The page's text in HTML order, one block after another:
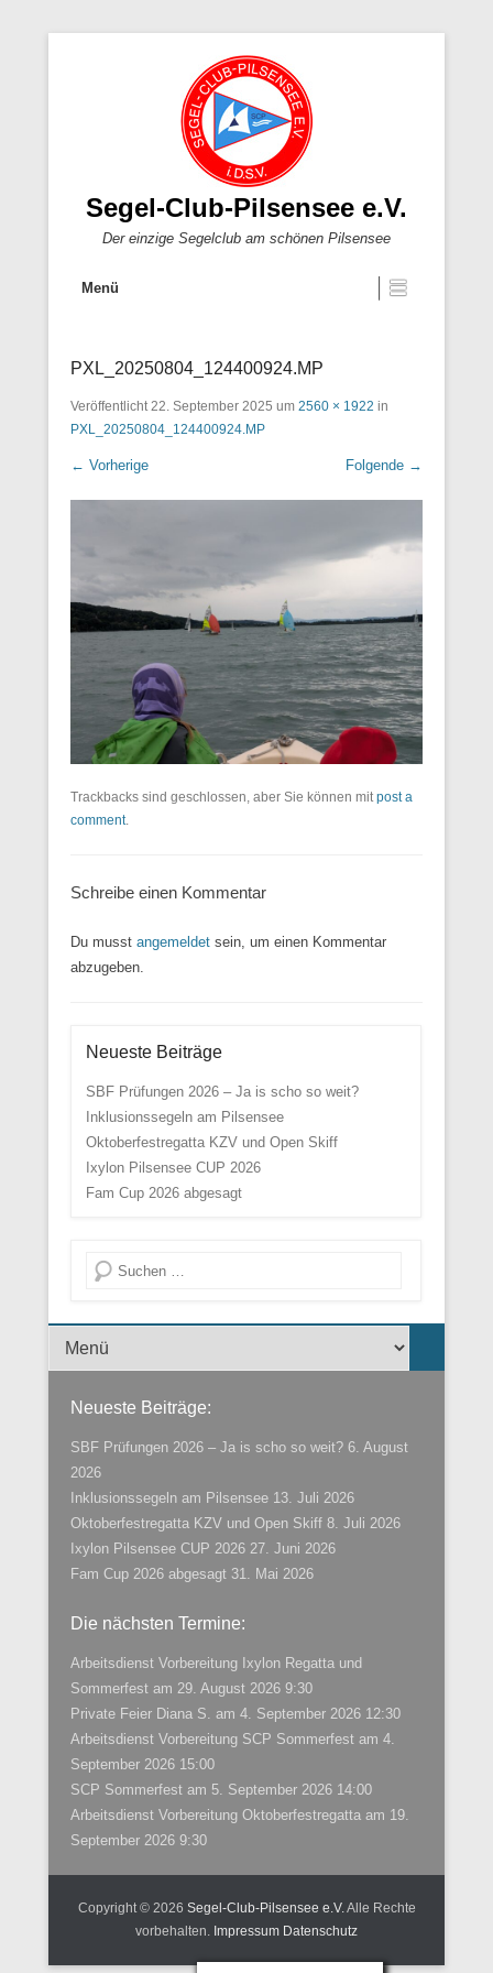
Segel-Club-Pilsensee e.V.
Der einzige Segelclub am schönen Pilsensee
Menü
PXL_20250804_124400924.MP
Veröffentlicht22. September 2025 um 2560 × 1922 in
PXL_20250804_124400924.MP
← Vorherige Folgende →
Trackbacks sind geschlossen, aber Sie können mitpost a
comment.
Schreibe einen Kommentar
Du musst angemeldet sein, um einen Kommentar
abzugeben.
Neueste Beiträge
SBF Prüfungen 2026 – Ja is scho so weit?
Inklusionssegeln am Pilsensee
Oktoberfestregatta KZV und Open Skiff
Ixylon Pilsensee CUP 2026
Fam Cup 2026 abgesagt
Suche
Menü der Fußzeile
Neueste Beiträge:
SBF Prüfungen 2026 – Ja is scho so weit? 6. August
2026
Inklusionssegeln am Pilsensee 13. Juli 2026
Oktoberfestregatta KZV und Open Skiff 8. Juli 2026
Ixylon Pilsensee CUP 2026 27. Juni 2026
Fam Cup 2026 abgesagt 31. Mai 2026
Die nächsten Termine:
Arbeitsdienst Vorbereitung Ixylon Regatta und
Sommerfest am 29. August 2026 9:30
Private Feier Diana S. am 4. September 2026 12:30
Arbeitsdienst Vorbereitung SCP Sommerfest am 4.
September 2026 15:00
SCP Sommerfest am 5. September 2026 14:00
Arbeitsdienst Vorbereitung Oktoberfestregatta am 19.
September 2026 9:30
Copyright © 2026 Segel-Club-Pilsensee e.V.Alle Rechte
vorbehalten. Impressum Datenschutz